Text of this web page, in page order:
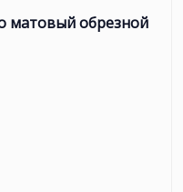
матовый обрезной